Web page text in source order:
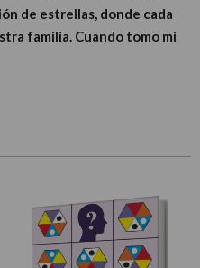
de estrellas, donde cada
familia. Cuando tomo mi